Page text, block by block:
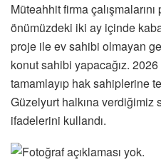
Müteahhit firma
önümüzdeki iki ay içinde
proje ile ev sahibi olmayan
konut sahibi yapacağız. 2026
tamamlayıp hak sahiplerine
Güzelyurt halkına verdiğimiz
ifadelerini kullandı.